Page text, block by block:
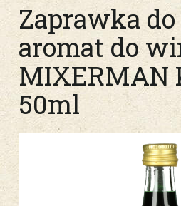
Zaprawka
aromat do
MIXERMAN
50ml